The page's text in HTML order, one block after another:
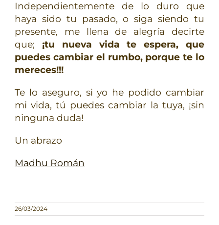
Independientemente de lo duro que
haya sido tu pasado, o siga siendo tu
presente, me llena de alegría decirte
que; ¡tu nueva vida te espera, que
puedes cambiar el rumbo, porque te lo
mereces!!!
Te lo aseguro, si yo he podido cambiar
mi vida, tú puedes cambiar la tuya, ¡sin
ninguna duda!
Un abrazo
Madhu Román
26/03/2024